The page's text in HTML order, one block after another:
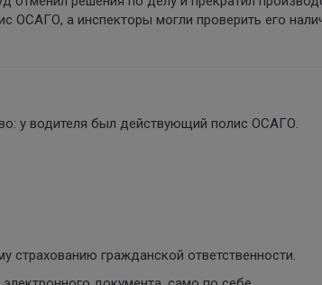
ОСАГО, а инспекторы могли проверить его
у водителя был действующий полис ОСАГО.
страхованию гражданской ответственности.